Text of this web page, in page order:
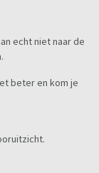
echt niet naar de
beter en kom je